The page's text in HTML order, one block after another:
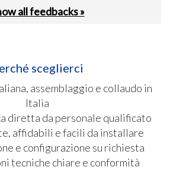
all feedbacks »
sceglierci
assemblaggio e collaudo in
Italia
diretta da personale qualificato
affidabili e facili da installare
e configurazione su richiesta
tecniche chiare e conformità